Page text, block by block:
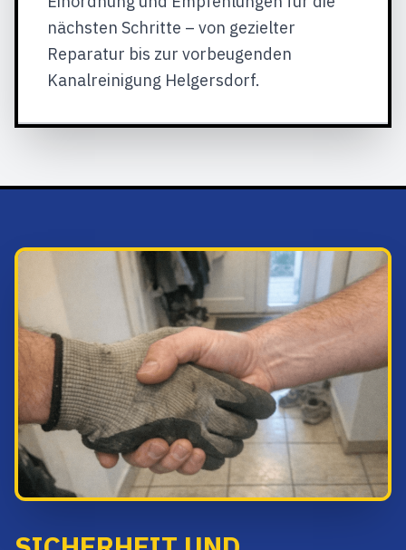
nächsten Schritte – von gezielter
Reparatur bis zur vorbeugenden
Kanalreinigung Helgersdorf.